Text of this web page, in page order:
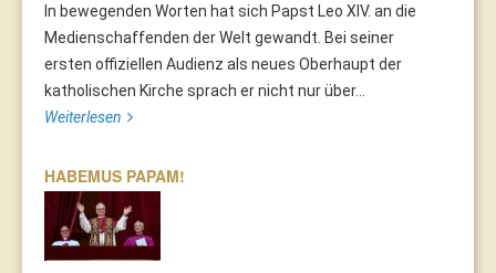
In bewegenden Worten hat sich Papst Leo XIV. an die
Medienschaffenden der Welt gewandt. Bei seiner
ersten offiziellen Audienz als neues Oberhaupt der
katholischen Kirche sprach er nicht nur über...
Weiterlesen
HABEMUS PAPAM!